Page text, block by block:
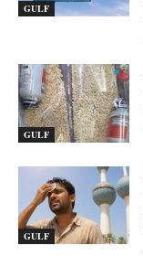
GULF
GULF
GULF